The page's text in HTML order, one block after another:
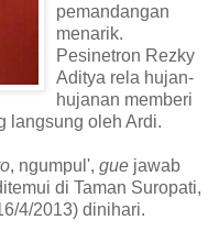
pemandangan
menarik.
Pesinetron Rezky
Aditya rela hujan-
hujanan memberi
langsung oleh Ardi.
, ngumpul', gue jawab
di Taman Suropati,
4/2013) dinihari.